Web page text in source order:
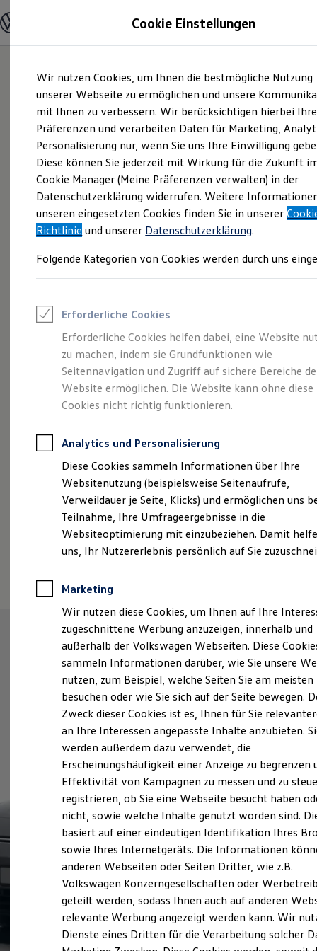
Hauptinhalt
springen
Footer
springen
Modelle und Konfigurator
Modelle vergleichen
Elektroautos
ENERGY Sondermodelle
Nutzfahrzeuge
SUV und CUV
Familienautos
Kombis
Kompaktwagen
Sportwagen
Schnell verfügbare Fahrzeuge
Angebote und Produkte
Aktuelle Angebote
E-Auto-Förderung
Volkswagen Marktplatz
Junge Gebrauchtwagen und Gebrauchtwagen
Saisonangebote
Leasing
Leasing-Angebote
Gebrauchtwagen Leasing
Junge Gebrauchtwagen-Leasing
Elektroauto Leasing
Kleinwagen-Leasing
Leasing ohne Anzahlung
Autokredit mit Schlussrate
Versicherungen und Garantien
Kfz-Versicherung
Restschuldversicherungen
Garantien
Wartungsverträge
Geschäftskunden
Professional Class bei Volkswagen
Großkunden
Behörden
Anpfiff zum Gewinn
Elektroautos
ID. Tutorials
Elektrofahrzeugkonzepte
Reichweite
Reichweite der ID. Modelle
Reichweite im Winter
Laden
Laden unterwegs
Laden Zuhause
Ladezeitensimulator
Batterie
Sicherheit
Garantie und Lebensdauer
Nachhaltigkeit
Technologie
Kosten und Kauf
Verbrauchskosten
Kaufoptionen
E-Auto-Förderung
Software und Konnektivität
Die ID. Software 6
ID. Software Versionen und Updates
Digitale Extras
Schnittstellen zu Ihrem ID.
Größer. Entspannter.
Reichweiter. Der ID.7.
Cookie Einstellungen
Wir nutzen Cookies, um Ihnen die bestmögliche Nutzung
unserer Webseite zu ermöglichen und unsere
mit Ihnen zu verbessern. Wir berücksichtigen hierbei Ihre
Präferenzen und verarbeiten Daten für Marketing,
Personalisierung nur, wenn Sie uns Ihre Einwilligung
Diese können Sie jederzeit mit Wirkung für die Zukunft
Cookie Manager (Meine Präferenzen verwalten) in der
Datenschutzerklärung widerrufen. Weitere
unseren eingesetzten Cookies finden Sie in unserer
Richtlinie und unserer Datenschutzerklärung.
Folgende Kategorien von Cookies werden durch uns
Erforderliche Cookies
Erforderliche Cookies helfen dabei, eine Website
zu machen, indem sie Grundfunktionen wie
Seitennavigation und Zugriff auf sichere Bereiche
Website ermöglichen. Die Website kann ohne diese
Cookies nicht richtig funktionieren.
Analytics und Personalisierung
Diese Cookies sammeln Informationen über Ihre
Websitenutzung (beispielsweise Seitenaufrufe,
Verweildauer je Seite, Klicks) und ermöglichen uns
Teilnahme, Ihre Umfrageergebnisse in die
Websiteoptimierung mit einzubeziehen. Damit
uns, Ihr Nutzererlebnis persönlich auf Sie
Marketing
Wir nutzen diese Cookies, um Ihnen auf Ihre
zugeschnittene Werbung anzuzeigen, innerhalb und
außerhalb der Volkswagen Webseiten. Diese
sammeln Informationen darüber, wie Sie unsere
nutzen, zum Beispiel, welche Seiten Sie am meisten
besuchen oder wie Sie sich auf der Seite bewegen.
Zweck dieser Cookies ist es, Ihnen für Sie
an Ihre Interessen angepasste Inhalte anzubieten.
werden außerdem dazu verwendet, die
Erscheinungshäufigkeit einer Anzeige zu begrenzen
Effektivität von Kampagnen zu messen und zu
registrieren, ob Sie eine Webseite besucht haben
nicht, sowie welche Inhalte genutzt worden sind.
basiert auf einer eindeutigen Identifikation Ihres
sowie Ihres Internetgeräts. Die Informationen
anderen Webseiten oder Seiten Dritter, wie z.B.
Volkswagen Konzerngesellschaften oder
geteilt werden, sodass Ihnen auch auf anderen
relevante Werbung angezeigt werden kann. Wir
Dienste eines Dritten für die Verarbeitung solcher